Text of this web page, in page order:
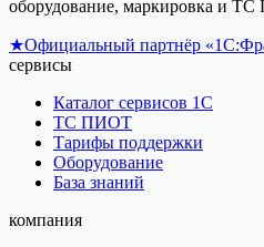
оборудование, маркировка и
★Официальный партнёр
сервисы
Каталог сервисов 1С
ТС ПИОТ
Тарифы поддержки
Оборудование
База знаний
компания